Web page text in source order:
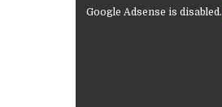
Google Adsense is disabled.